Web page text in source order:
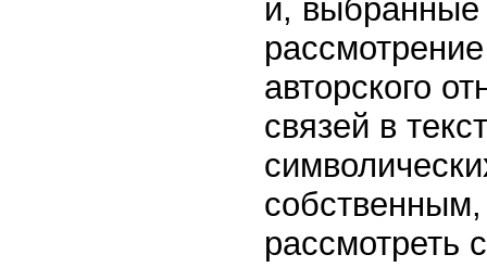
и,
авторского
связей в
рассмотреть